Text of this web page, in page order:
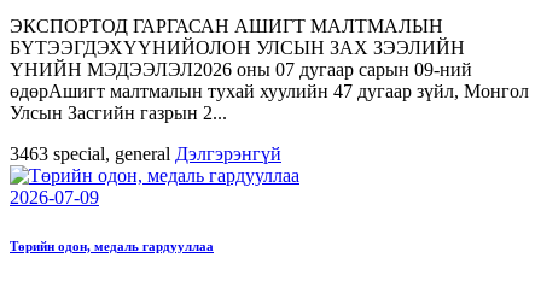
ЭКСПОРТОД ГАРГАСАН АШИГТ МАЛТМАЛЫН
БҮТЭЭГДЭХҮҮНИЙОЛОН УЛСЫН ЗАХ ЗЭЭЛИЙН
ҮНИЙН МЭДЭЭЛЭЛ2026 оны 07 дугаар сарын 09-ний
өдөрАшигт малтмалын тухай хуулийн 47 дугаар зүйл, Монгол
Улсын Засгийн газрын 2...
3463 special, general Дэлгэрэнгүй
2026-07-09
Төрийн одон, медаль гардууллаа